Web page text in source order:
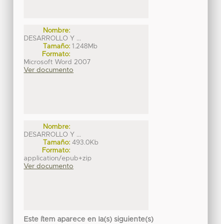
Nombre:
DESARROLLO Y ...
Tamaño: 1.248Mb
Formato:
Microsoft Word 2007
Ver documento
Nombre:
DESARROLLO Y ...
Tamaño: 493.0Kb
Formato:
application/epub+zip
Ver documento
Este ítem aparece en la(s) siguiente(s)